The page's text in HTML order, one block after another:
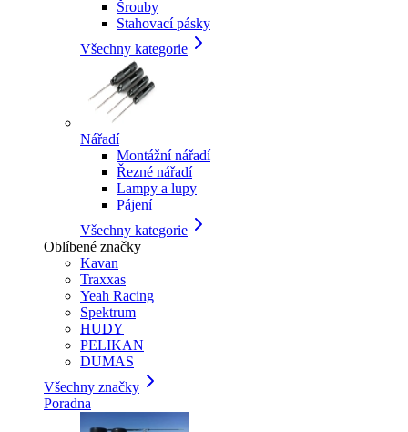
Šrouby
Stahovací pásky
Všechny kategorie
Nářadí
Montážní nářadí
Řezné nářadí
Lampy a lupy
Pájení
Všechny kategorie
Oblíbené značky
Kavan
Traxxas
Yeah Racing
Spektrum
HUDY
PELIKAN
DUMAS
Všechny značky
Poradna